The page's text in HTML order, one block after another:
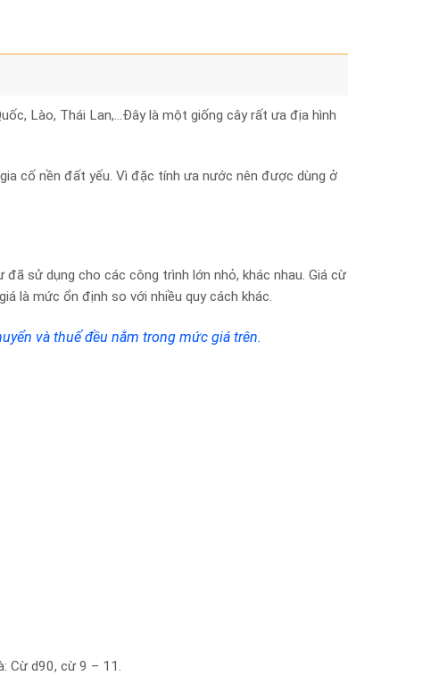
Lào, Thái Lan,…Đây là một giống cây rất ưa địa hình
cố nền đất yếu. Vì đặc tính ưa nước nên được dùng ở
sử dụng cho các công trình lớn nhỏ, khác nhau. Giá cừ
là mức ổn định so với nhiều quy cách khác.
và thuế đều nằm trong mức giá trên.
Cừ d90, cừ 9 – 11.